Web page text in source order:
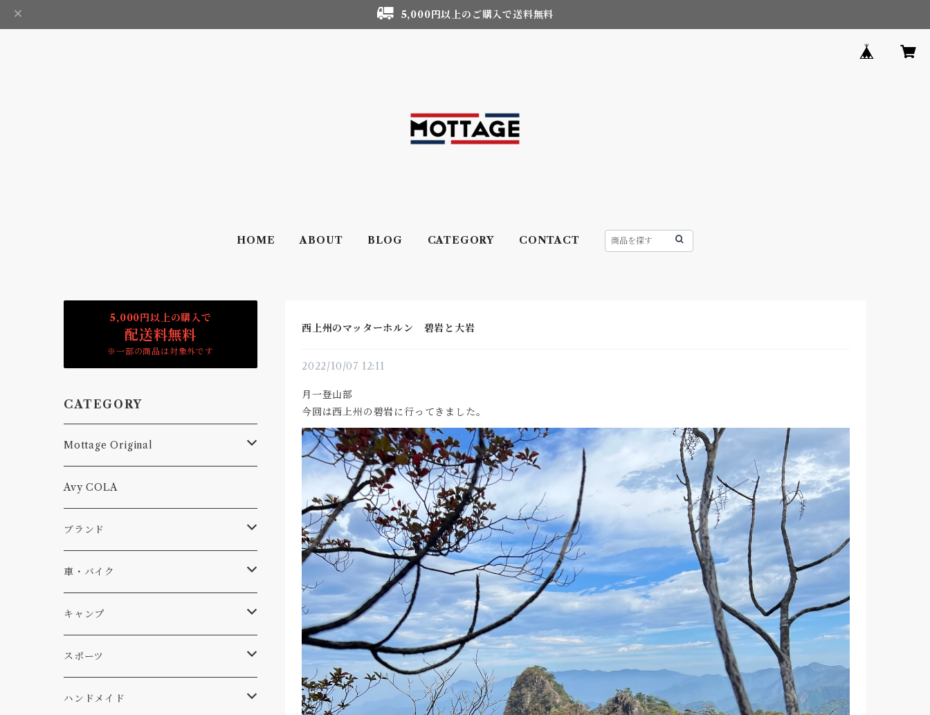
5,000円以上のご購入で送料無料
HOME ABOUT BLOG CATEGORY CONTACT
西上州のマッターホルン 碧岩と大岩
2022/10/07 12:11
月一登山部
今回は西上州の碧岩に行ってきました。
5,000円以上の購入で
配送料無料
※一部の商品は対象外です
CATEGORY
Mottage Original
Tシャツ
キャップ、ニット
ソックス
雑貨
ステッカー
バッグ
Avy COLA
ブランド
Db
サーフ
スキー
A-Frame
DOGS
WEAR
Four My Self
Ten
車・バイク
車外
マット、シート
エアフレッシュナー
キャンプ
ファニチャー
キッチン
スポーツ
サーフ
ハンドメイド